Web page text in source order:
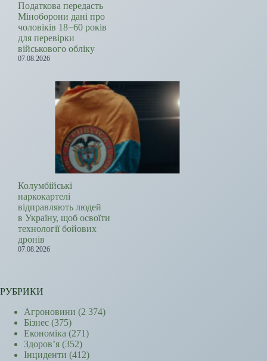
Податкова передасть
Міноборони дані про
чоловіків 18−60 років
для перевірки
військового обліку
07.08.2026
Колумбійські
наркокартелі
відправляють людей
в Україну, щоб освоїти
технології бойових
дронів
07.08.2026
РУБРИКИ
Агроновини (2 374)
Бізнес (375)
Економіка (271)
Здоров’я (352)
Інциденти (412)